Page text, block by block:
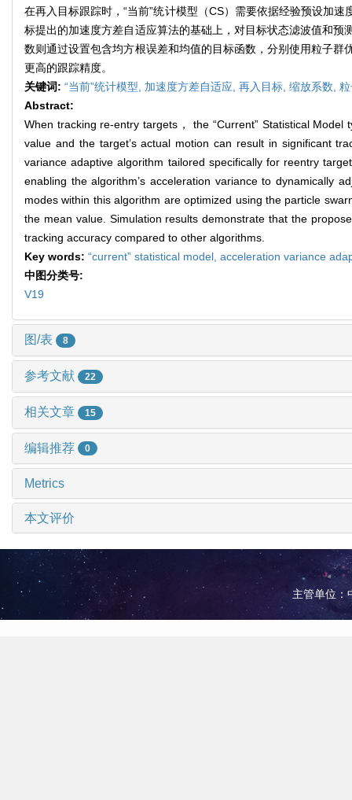
在再入目标跟踪时，“当前”统计模型（CS）需要依据经验预设加
标提出的加速度方差自适应算法的基础上，对目标状态滤波值和
数则通过设置包含均方根误差和均值的目标函数，分别使用粒子
更高的跟踪精度。
关键词: “当前”统计模型, 加速度方差自适应, 再入目标, 缩放系数,
Abstract:
When tracking re-entry targets， the “Current” Statistical
value and the target’s actual motion can result in significant
variance adaptive algorithm tailored specifically for reentry
enabling the algorithm’s acceleration variance to dynamically
modes within this algorithm are optimized using the particle
the mean value. Simulation results demonstrate that the
tracking accuracy compared to other algorithms.
Key words: “current” statistical model, acceleration variance
中图分类号:
V19
图/表 8
参考文献 22
相关文章 15
编辑推荐 0
Metrics
本文评价
主管单位：